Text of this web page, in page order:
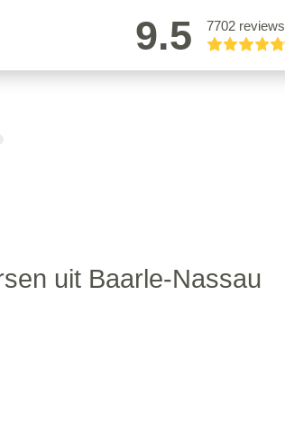
9.5 7702 reviews
uit Baarle-Nassau